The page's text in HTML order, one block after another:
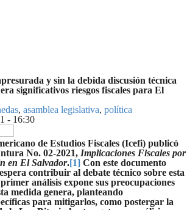
y sin la debida discusión técnica
significativos riesgos fiscales para El
, asamblea legislativa, política
- 16:30
de Estudios Fiscales (Icefi) publicó
No. 02-2021, Implicaciones Fiscales por
en El Salvador.[1] Con este documento
contribuir al debate técnico sobre esta
análisis expone sus preocupaciones
medida genera, planteando
para mitigarlos, como postergar la